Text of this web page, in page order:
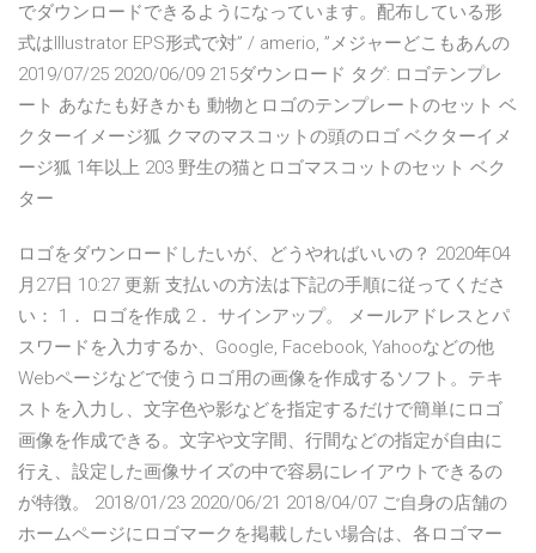
でダウンロードできるようになっています。配布している形
式はIllustrator EPS形式で対” / amerio, ”メジャーどこもあんの
2019/07/25 2020/06/09 215ダウンロード タグ: ロゴテンプレ
ート あなたも好きかも 動物とロゴのテンプレートのセット ベ
クターイメージ狐 クマのマスコットの頭のロゴ ベクターイメ
ージ狐 1年以上 203 野生の猫とロゴマスコットのセット ベク
ター
ロゴをダウンロードしたいが、どうやればいいの？ 2020年04
月27日 10:27 更新 支払いの方法は下記の手順に従ってくださ
い： 1． ロゴを作成 2． サインアップ。 メールアドレスとパ
スワードを入力するか、Google, Facebook, Yahooなどの他
Webページなどで使うロゴ用の画像を作成するソフト。テキ
ストを入力し、文字色や影などを指定するだけで簡単にロゴ
画像を作成できる。文字や文字間、行間などの指定が自由に
行え、設定した画像サイズの中で容易にレイアウトできるの
が特徴。 2018/01/23 2020/06/21 2018/04/07 ご自身の店舗の
ホームページにロゴマークを掲載したい場合は、各ロゴマー